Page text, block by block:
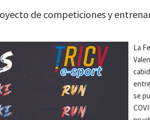
de competiciones y
La
se